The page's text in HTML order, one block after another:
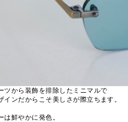
ツから装飾を排除したミニマルで
インだからこそ美しさが際立ちます。
は鮮やかに発色。